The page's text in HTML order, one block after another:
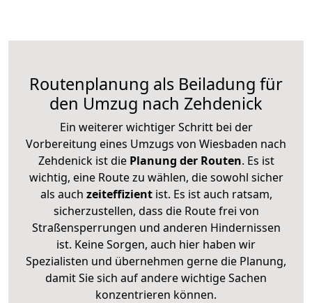
Routenplanung als Beiladung für
den Umzug nach Zehdenick
Ein weiterer wichtiger Schritt bei der
Vorbereitung eines Umzugs von Wiesbaden nach
Zehdenick ist diePlanung der Routen. Es ist
wichtig, eine Route zu wählen, die sowohl sicher
als auch zeiteffizientist. Es ist auch ratsam,
sicherzustellen, dass die Route frei von
Straßensperrungen und anderen Hindernissen
ist. Keine Sorgen, auch hier haben wir
Spezialisten und übernehmen gerne die Planung,
damit Sie sich auf andere wichtige Sachen
konzentrieren können.